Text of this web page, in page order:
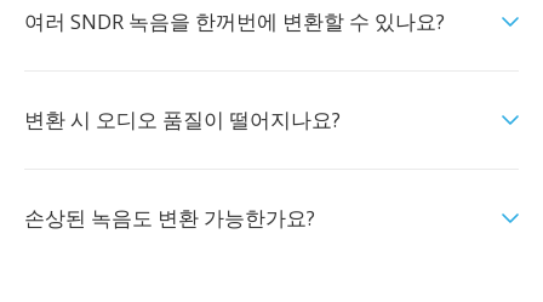
여러 SNDR 녹음을 한꺼번에 변환할 수 있나요?
변환 시 오디오 품질이 떨어지나요?
손상된 녹음도 변환 가능한가요?